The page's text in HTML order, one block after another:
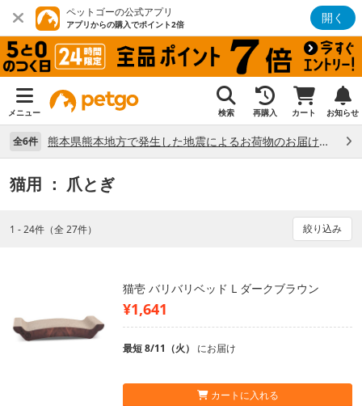
ペットゴーの公式アプリ
アプリからの購入でポイント2倍 開く
メニュー 検索 再購入 カート お知らせ
全6件 熊本県熊本地方で発生した地震によるお荷物のお届け状況について （7/28）
猫用 ： 爪とぎ
1 - 24件（全 27件） 絞り込み
猫壱 バリバリベッド L ダークブラウン
¥1,641
最短 8/11（火） にお届け
カートに入れる